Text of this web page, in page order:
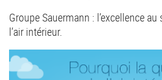
Groupe Sauermann : l’excellence
l’air intérieur.